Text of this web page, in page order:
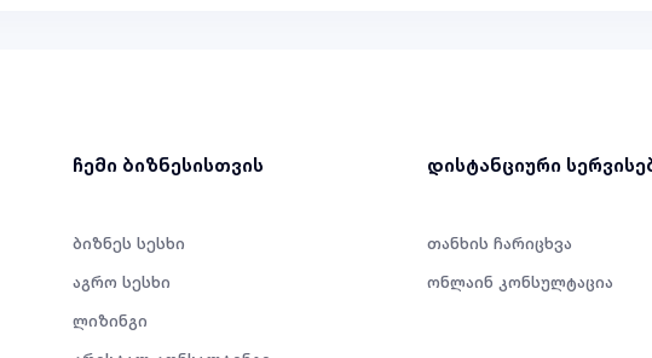
ჩემი ბიზნესისთვის
ბიზნეს სესხი
აგრო სესხი
ლიზინგი
დისტანციური
თანხის ჩარიცხვა
ონლაინ კონსულტაცია